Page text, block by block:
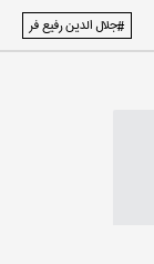
#جلال الدین رفیع فر